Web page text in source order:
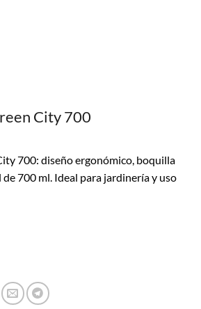
City 700
700: diseño ergonómico, boquilla
700 ml. Ideal para jardinería y uso